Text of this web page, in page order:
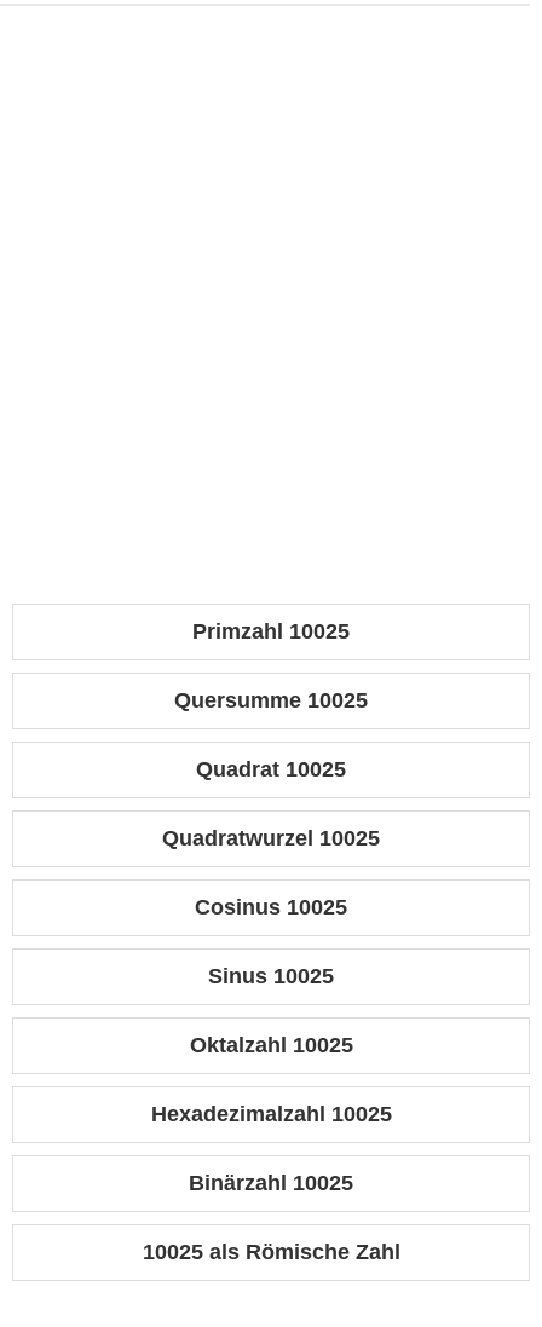
Primzahl 10025
Quersumme 10025
Quadrat 10025
Quadratwurzel 10025
Cosinus 10025
Sinus 10025
Oktalzahl 10025
Hexadezimalzahl 10025
Binärzahl 10025
10025 als Römische Zahl